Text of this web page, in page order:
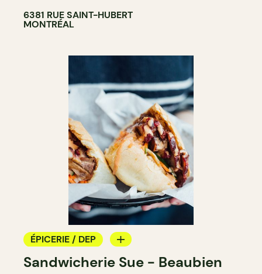
6381 RUE SAINT-HUBERT
MONTRÉAL
ÉPICERIE / DEP
COMPTOIR
Sandwicherie Sue - Beaubien